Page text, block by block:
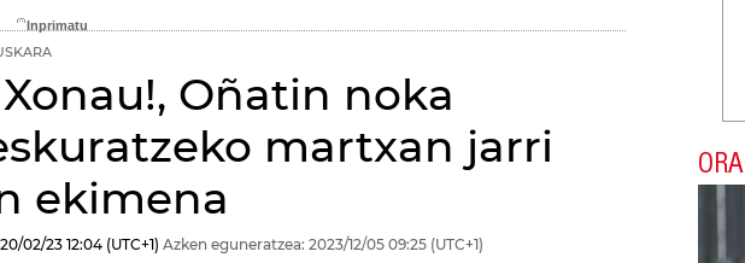
Oñatin noka
martxan jarri
ekimena
02/23 12:04 (UTC+1) Azken eguneratzea: 2023/12/05 09:25 (UTC+1)